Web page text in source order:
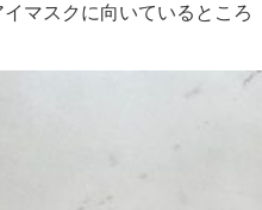
マスクに向いているところ